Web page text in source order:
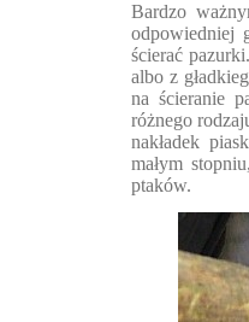
Bardzo
odpowiedniej
ścierać
albo z
na ścieranie
różnego
nakładek
małym
ptaków.